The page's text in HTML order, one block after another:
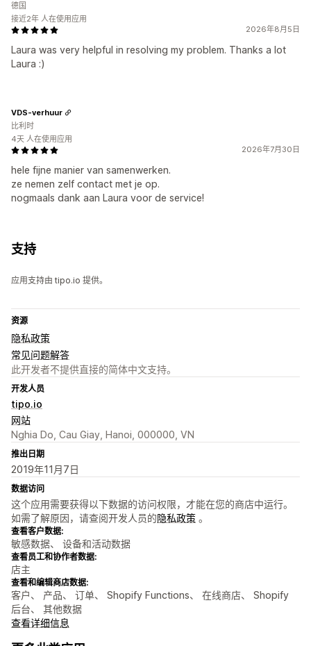
2026年8月5日
Laura was very helpful in resolving my problem. Thanks a lot
Laura :)
德国
接近2年 人在使用应用
2026年7月30日
hele fijne manier van samenwerken.
ze nemen zelf contact met je op.
nogmaals dank aan Laura voor de service!
VDS-verhuur
比利时
4天 人在使用应用
支持
应用支持由 tipo.io 提供。
资源
隐私政策
常见问题解答
此开发者不提供直接的简体中文支持。
开发人员
tipo.io
网站
Nghia Do, Cau Giay, Hanoi, 000000, VN
推出日期
2019年11月7日
数据访问
这个应用需要获得以下数据的访问权限，才能在您的商店中运行。
如需了解原因，请查阅开发人员的隐私政策 。
查看客户数据:
敏感数据、 设备和活动数据
查看员工和协作者数据:
店主
查看和编辑商店数据:
客户、 产品、 订单、 Shopify Functions、 在线商店、 Shopify
后台、 其他数据
查看详细信息